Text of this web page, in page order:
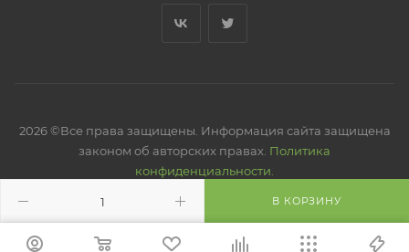
В КОРЗИНУ
2026 ©Все права защищены. Информация сайта защищена
законом об авторских правах. Политика
конфиденциальности.